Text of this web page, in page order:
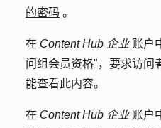
的密码 。
在 Content Hub 企业账户
问组会员资格"，要求访问
能查看此内容。
在 Content Hub 企业账户